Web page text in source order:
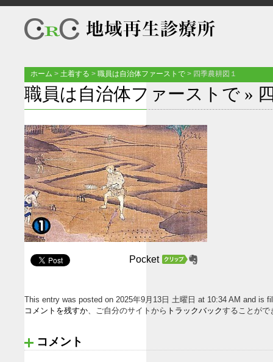
ホーム > 土着する > 職員は自治体ファーストで > 四季農耕図１
職員は自治体ファーストで »
Pocket
This entry was posted on 2025年9月13日 土曜日 at 10:34 AM and is
コメントを残すか、ご自分のサイトから トラックバックすることがで
コメント